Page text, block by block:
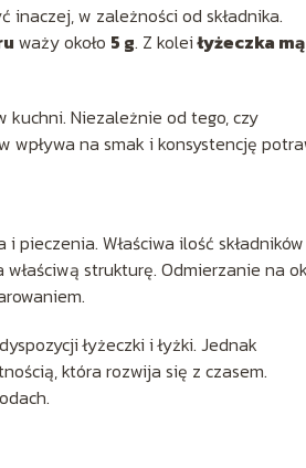
inaczej, w zależności od składnika.
waży około 5 g. Z koleiłyżeczka
Niezależnie od tego, czy
wpływa na smak i konsystencję
Właściwa ilość składników
strukturę. Odmierzanie na
łyżeczki i łyżki. Jednak
która rozwija się z czasem.